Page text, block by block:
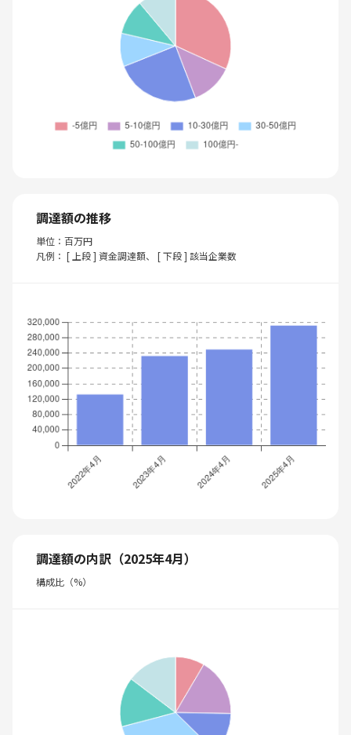
調達額の推移
単位：百万円
凡例： [ 上段 ] 資金調達額、 [ 下段 ] 該当企業数
調達額の内訳（2025年4月）
構成比（%）